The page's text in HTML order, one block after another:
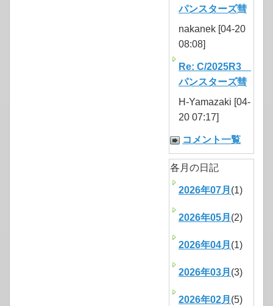
パンスターズ彗
nakanek [04-20
08:08]
Re: C/2025R3
パンスターズ彗
H-Yamazaki [04-
20 07:17]
コメント一覧
各月の日記
2026年07月 (1)
2026年05月 (2)
2026年04月 (1)
2026年03月 (3)
2026年02月 (5)